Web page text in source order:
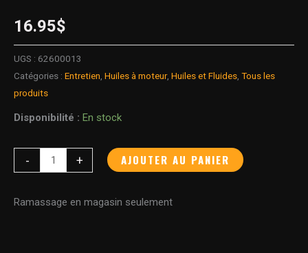
16.95$
UGS : 62600013
Catégories : Entretien Huiles à moteur, Huiles et Fluides Tous les
produits
Disponibilité : En stock
- + AJOUTER AU PANIER
Ramassage en magasin seulement